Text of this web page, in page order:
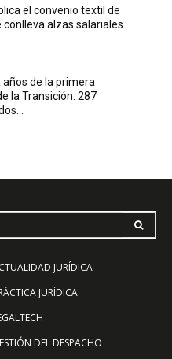
el convenio textil de
conlleva alzas salariales
años de la primera
la Transición: 287
JURÍDICA
JURÍDICA
DEL DESPACHO